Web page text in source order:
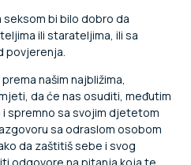
seksom bi bilo dobro da
ili starateljima, ili sa
povjerenja.
našim najbližima,
da će nas osuditi, međutim
spremno sa svojim djetetom
sa odraslom osobom
da zaštitiš sebe i svog